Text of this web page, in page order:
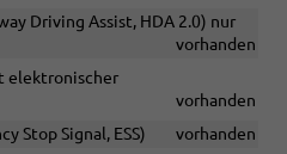
Driving Assist, HDA 2.0) nur
vorhanden
elektronischer
vorhanden
Stop Signal, ESS)
vorhanden